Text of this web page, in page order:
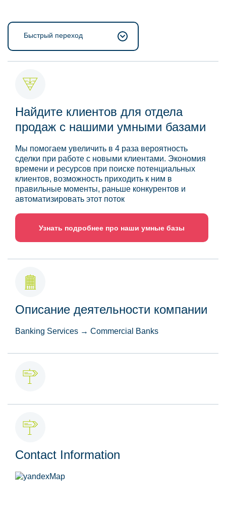
Быстрый переход
Найдите клиентов для отдела
продаж с нашими умными базами
Мы помогаем увеличить в 4 раза вероятность
сделки при работе с новыми клиентами. Экономия
времени и ресурсов при поиске потенциальных
клиентов, возможность приходить к ним в
правильные моменты, раньше конкурентов и
автоматизировать этот поток
Узнать подробнее про наши умные базы
Описание деятельности компании
Banking Services → Commercial Banks
Contact Information